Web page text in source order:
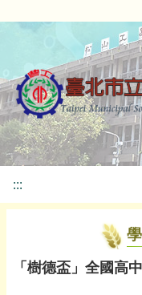
:::
「樹德盃」全國高